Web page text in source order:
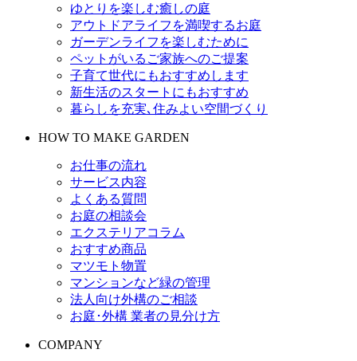
ゆとりを楽しむ癒しの庭
アウトドアライフを満喫するお庭
ガーデンライフを楽しむために
ペットがいるご家族へのご提案
子育て世代にもおすすめします
新生活のスタートにもおすすめ
暮らしを充実､住みよい空間づくり
HOW TO MAKE GARDEN
お仕事の流れ
サービス内容
よくある質問
お庭の相談会
エクステリアコラム
おすすめ商品
マツモト物置
マンションなど緑の管理
法人向け外構のご相談
お庭･外構 業者の見分け方
COMPANY